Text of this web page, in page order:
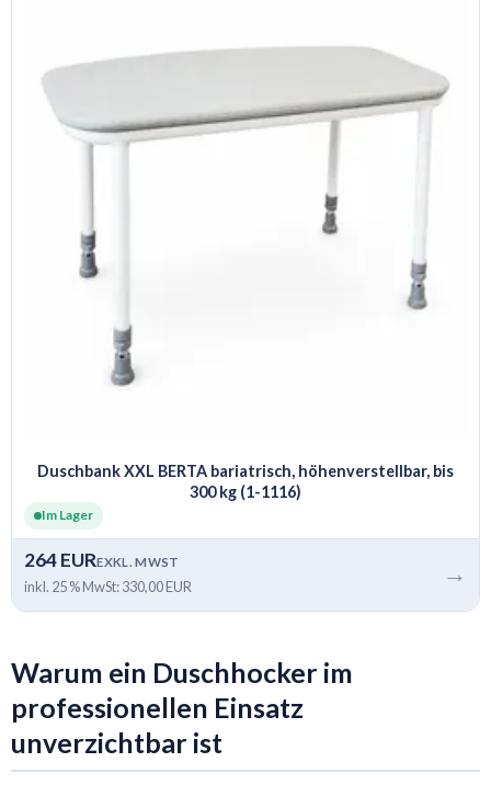
Duschbank XXL BERTA bariatrisch, höhenverstellbar, bis
300 kg (1-1116)
Im Lager
264 EUREXKL. MWST
inkl. 25 % MwSt: 330,00 EUR →
Warum ein Duschhocker im
professionellen Einsatz
unverzichtbar ist